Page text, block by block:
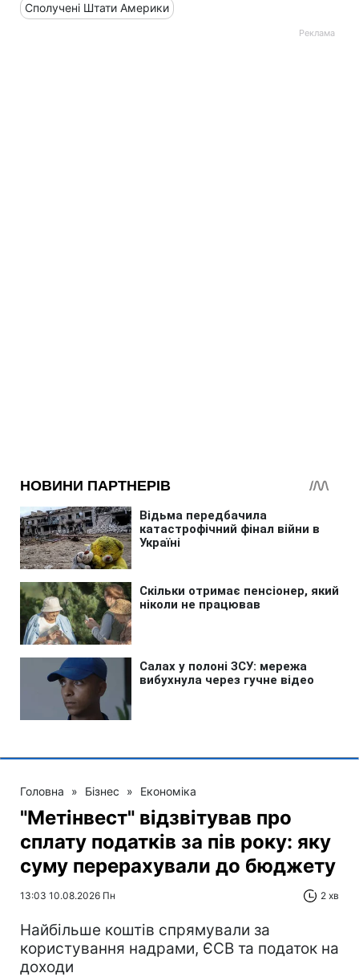
Сполучені Штати Америки
Головна » Бізнес » Економіка
"Метінвест" відзвітував про
сплату податків за пів року: яку
суму перерахували до бюджету
13:03 10.08.2026 Пн 2 хв
Найбільше коштів спрямували за
користування надрами, ЄСВ та податок на
доходи